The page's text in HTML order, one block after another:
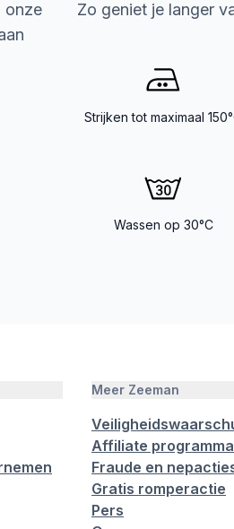
onze
Zo geniet je langer
Strijken tot maximaal
Wassen op 30°C
Meer Zeeman
Affiliate programma
Fraude en
Gratis romperactie
Pers